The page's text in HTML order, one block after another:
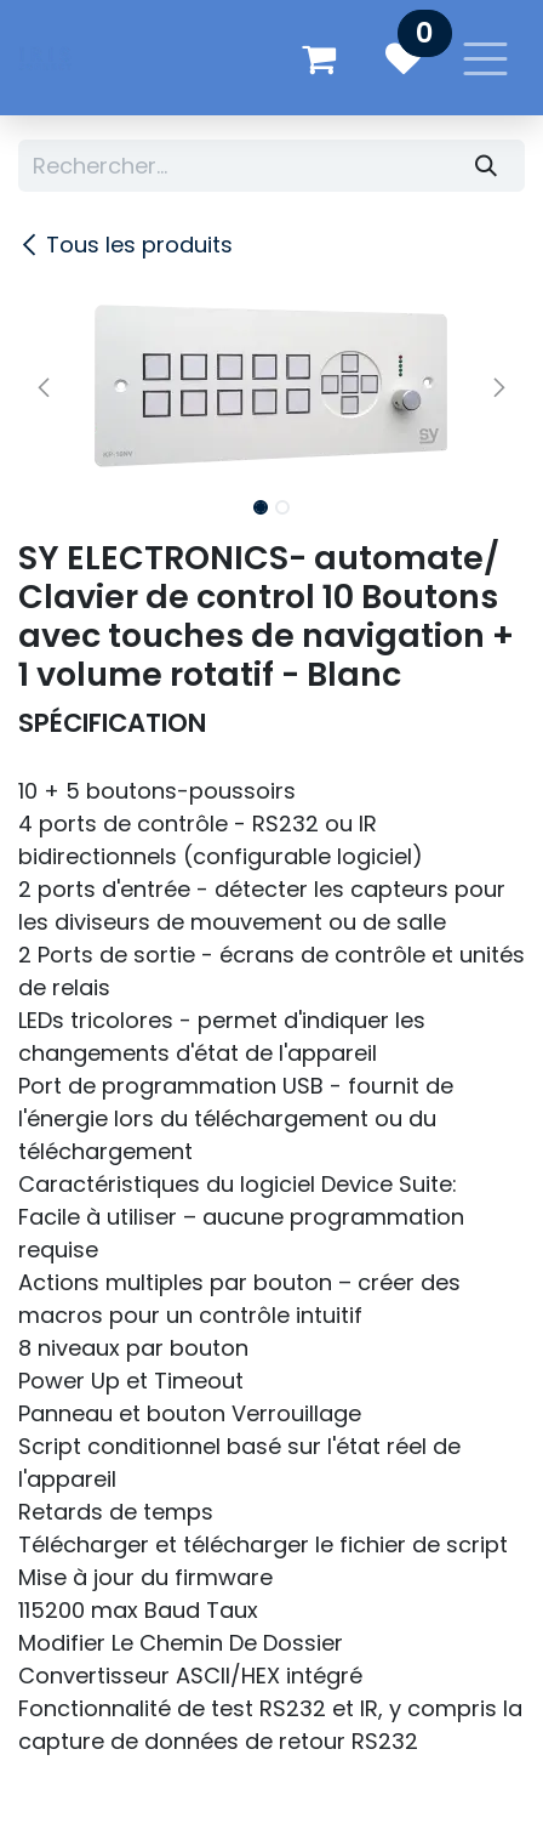
0
Tous les produits
SY ELECTRONICS- automate/
Clavier de control 10 Boutons
avec touches de navigation +
1 volume rotatif - Blanc
SPÉCIFICATION
10 + 5 boutons-poussoirs
4 ports de contrôle - RS232 ou IR
bidirectionnels (configurable logiciel)
2 ports d'entrée - détecter les capteurs pour
les diviseurs de mouvement ou de salle
2 Ports de sortie - écrans de contrôle et unités
de relais
LEDs tricolores - permet d'indiquer les
changements d'état de l'appareil
Port de programmation USB - fournit de
l'énergie lors du téléchargement ou du
téléchargement
Caractéristiques du logiciel Device Suite:
Facile à utiliser – aucune programmation
requise
Actions multiples par bouton – créer des
macros pour un contrôle intuitif
8 niveaux par bouton
Power Up et Timeout
Panneau et bouton Verrouillage
Script conditionnel basé sur l'état réel de
l'appareil
Retards de temps
Télécharger et télécharger le fichier de script
Mise à jour du firmware
115200 max Baud Taux
Modifier Le Chemin De Dossier
Convertisseur ASCII/HEX intégré
Fonctionnalité de test RS232 et IR, y compris la
capture de données de retour RS232